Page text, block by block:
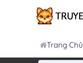
Trang Chủ